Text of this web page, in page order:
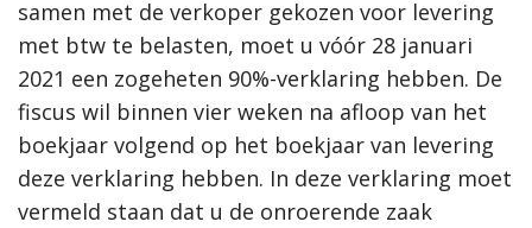
samen met de verkoper gekozen voor levering
met btw te belasten, moet u vóór 28 januari
2021 een zogeheten 90%-verklaring hebben. De
fiscus wil binnen vier weken na afloop van het
boekjaar volgend op het boekjaar van levering
deze verklaring hebben. In deze verklaring moet
vermeld staan dat u de onroerende zaak